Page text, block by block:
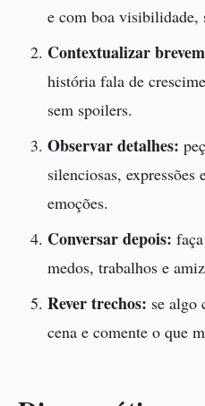
e com boa visibilidade,
Contextualizar
história fala de
sem spoilers.
Observar detalhes:
silenciosas, expressões
emoções.
Conversar depois:
medos, trabalhos e
Rever trechos: se algo
cena e comente o que